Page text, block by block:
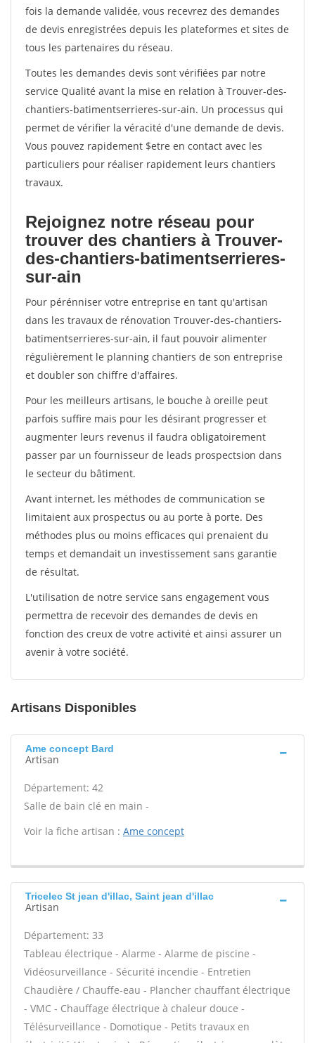
fois la demande validée, vous recevrez des demandes
de devis enregistrées depuis les plateformes et sites de
tous les partenaires du réseau.
Toutes les demandes devis sont vérifiées par notre
service Qualité avant la mise en relation à Trouver-des-
chantiers-batimentserrieres-sur-ain. Un processus qui
permet de vérifier la véracité d'une demande de devis.
Vous pouvez rapidement $etre en contact avec les
particuliers pour réaliser rapidement leurs chantiers
travaux.
Rejoignez notre réseau pour
trouver des chantiers à Trouver-
des-chantiers-batimentserrieres-
sur-ain
Pour pérénniser votre entreprise en tant qu'artisan
dans les travaux de rénovation Trouver-des-chantiers-
batimentserrieres-sur-ain, il faut pouvoir alimenter
régulièrement le planning chantiers de son entreprise
et doubler son chiffre d'affaires.
Pour les meilleurs artisans, le bouche à oreille peut
parfois suffire mais pour les désirant progresser et
augmenter leurs revenus il faudra obligatoirement
passer par un fournisseur de leads prospectsion dans
le secteur du bâtiment.
Avant internet, les méthodes de communication se
limitaient aux prospectus ou au porte à porte. Des
méthodes plus ou moins efficaces qui prenaient du
temps et demandait un investissement sans garantie
de résultat.
L'utilisation de notre service sans engagement vous
permettra de recevoir des demandes de devis en
fonction des creux de votre activité et ainsi assurer un
avenir à votre société.
Artisans Disponibles
Ame concept Bard
Artisan
Département: 42
Salle de bain clé en main -
Voir la fiche artisan : Ame concept
Tricelec St jean d'illac, Saint jean d'illac
Artisan
Département: 33
Tableau électrique - Alarme - Alarme de piscine -
Vidéosurveillance - Sécurité incendie - Entretien
Chaudière / Chauffe-eau - Plancher chauffant électrique
- VMC - Chauffage électrique à chaleur douce -
Télésurveillance - Domotique - Petits travaux en